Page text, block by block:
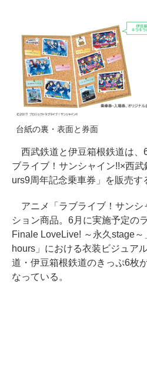
台紙の裏・表面と券面
西武鉄道と伊豆箱根鉄道は、
ブライブ！サンシャイン!!×西
urs9周年記念乗車券」を販売す
アニメ「ラブライブ！サンシ
ション商品。6月に実施予定の
Finale LoveLive! ～永久stage
hours」における衣装ビジュア
道・伊豆箱根鉄道のきっぷ6枚
なっている。